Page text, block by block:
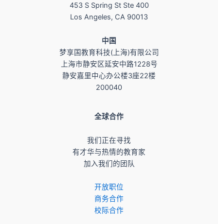
453 S Spring St Ste 400
Los Angeles, CA 90013
​中国
梦享国教育科技(上海)有限公司
上海市静安区延安中路1228号
静安嘉里中心办公楼3座22楼
200040
全球合作
我们正在寻找
有才华与热情的教育家
加入我们的团队
开放职位
商务合作
校际合作